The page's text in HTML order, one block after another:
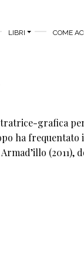
LIBRI COME
grafica
ha
(2011),